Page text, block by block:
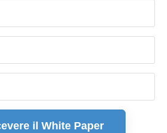
il White Paper